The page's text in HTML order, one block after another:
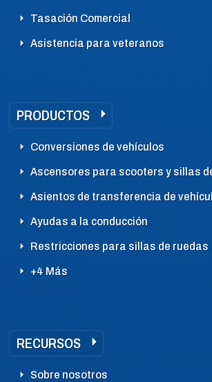
Tasación Comercial
Asistencia para veteranos
PRODUCTOS
Conversiones de vehículos
Ascensores para scooters y sillas
Asientos de transferencia de
Ayudas a la conducción
Restricciones para sillas de ruedas
+4 Más
RECURSOS
Sobre nosotros